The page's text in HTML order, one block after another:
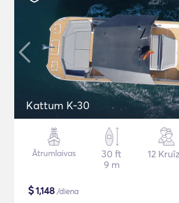
Kattum K-30
Ātrumlaivas
30 ft
9 m
12
$1,148 /diena